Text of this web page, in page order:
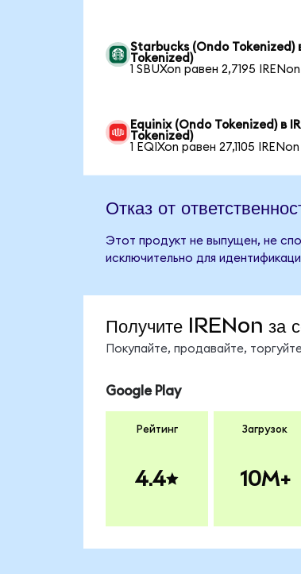
Starbucks (Ondo Tokenized)
Tokenized)
1 SBUXon равен 2,7195 IRENon
Equinix (Ondo Tokenized) в
Tokenized)
1 EQIXon равен 27,1105 IRENon
Отказ от
Этот продукт не выпущен, не
исключительно для
Получите IRENon за
Покупайте, продавайте,
Google Play
Рейтинг
4.4
Загрузок
10M+